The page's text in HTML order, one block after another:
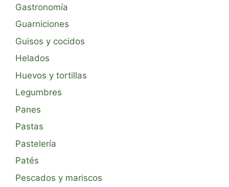
Gastronomía
Guarniciones
Guisos y cocidos
Helados
Huevos y tortillas
Legumbres
Panes
Pastas
Pastelería
Patés
Pescados y mariscos